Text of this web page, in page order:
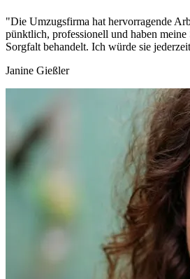
"Die Umzugsfirma hat hervorragende
pünktlich, professionell und haben meine
Sorgfalt behandelt. Ich würde sie
Janine Gießler